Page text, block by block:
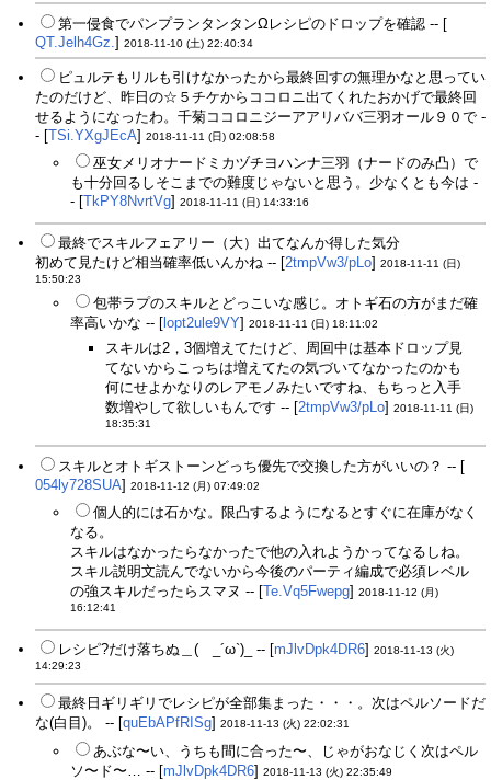
第一侵食でパンプランタンタンΩレシピのドロップを確認 -- [
QT.Jelh4Gz. ] 2018-11-10 (土) 22:40:34
ピュルテもリルも引けなかったから最終回すの無理かなと思ってい
たのだけど、昨日の☆５チケからココロニ出てくれたおかげで最終回
せるようになったわ。千菊ココロニジーアアリババ三羽オール９０で -
- [TSi.YXgJEcA] 2018-11-11 (日) 02:08:58
巫女メリオナードミカヅチヨハンナ三羽（ナードのみ凸）で
も十分回るしそこまでの難度じゃないと思う。少なくとも今は -
- [TkPY8NvrtVg] 2018-11-11 (日) 14:33:16
最終でスキルフェアリー（大）出てなんか得した気分
初めて見たけど相当確率低いんかね -- [2tmpVw3/pLo] 2018-11-11 (日)
15:50:23
包帯ラプのスキルとどっこいな感じ。オトギ石の方がまだ確
率高いかな -- [ lopt2ule9VY] 2018-11-11 (日) 18:11:02
スキルは2，3個増えてたけど、周回中は基本ドロップ見
てないからこっちは増えてたの気づいてなかったのかも
何にせよかなりのレアモノみたいですね、もちっと入手
数増やして欲しいもんです -- [2tmpVw3/pLo] 2018-11-11 (日)
18:35:31
スキルとオトギストーンどっち優先で交換した方がいいの？ -- [
054ly728SUA] 2018-11-12 (月) 07:49:02
個人的には石かな。限凸するようになるとすぐに在庫がなく
なる。
スキルはなかったらなかったで他の入れようかってなるしね。
スキル説明文読んでないから今後のパーティ編成で必須レベル
の強スキルだったらスマヌ -- [Te.Vq5Fwepg] 2018-11-12 (月)
16:12:41
レシピ?だけ落ちぬ＿( _´ω`)_ -- [mJlvDpk4DR6] 2018-11-13 (火)
14:29:23
最終日ギリギリでレシピが全部集まった・・・。次はペルソードだ
な(白目)。 -- [quEbAPfRISg] 2018-11-13 (火) 22:02:31
あぶな〜い、うちも間に合った〜、じゃがおなじく次はペル
ソ〜ド〜… -- [mJlvDpk4DR6] 2018-11-13 (火) 22:35:49